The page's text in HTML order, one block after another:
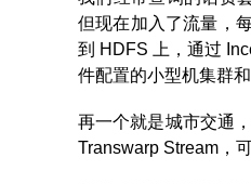
但现在加入了流量，
到 HDFS 上，通过
件配置的小型机集群
再一个就是城市交通
Transwarp Stream，